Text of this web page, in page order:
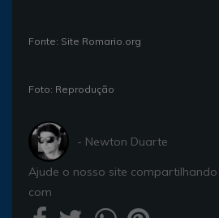
Fonte: Site Romario.org
Foto: Reprodução
- Newton Duarte
Ajude o nosso site
com